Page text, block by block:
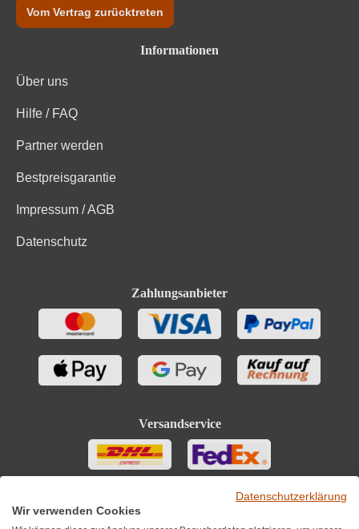
Vom Vertrag zurücktreten
Informationen
Über uns
Hilfe / FAQ
Partner werden
Bestpreisgarantie
Impressum / AGB
Datenschutz
Zahlungsanbieter
Versandservice
Datenschutzerklärung
Wir verwenden Cookies